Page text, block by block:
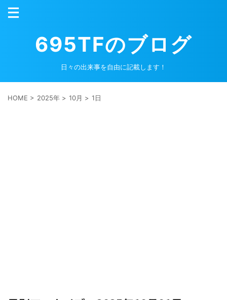
695TFのブログ
日々の出来事を自由に記載します！
HOME > 2025年 > 10月 > 1日